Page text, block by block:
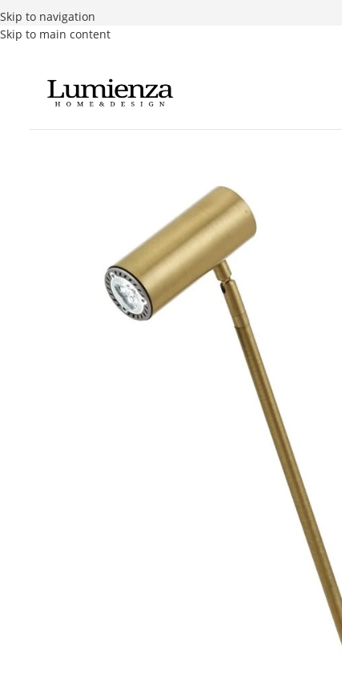
Skip to navigation
Skip to main content